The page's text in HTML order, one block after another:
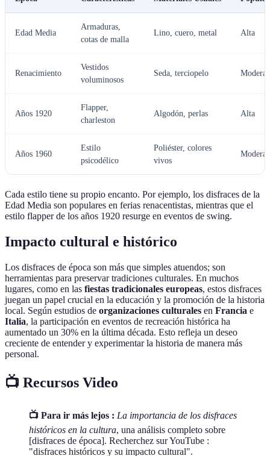
Edad Media
Armaduras,
cotas de malla
Lino, cuero, metal Alta
Renacimiento
Vestidos
voluminosos
Seda, terciopelo
Años 1920
Flapper,
charleston
Algodón, perlas Alta
Años 1960
Estilo
psicodélico
Poliéster, colores
vivos
Cada estilo tiene su propio encanto. Por ejemplo, los disfraces de la
Edad Media son populares en ferias renacentistas, mientras que el
estilo flapper de los años 1920 resurge en eventos de swing.
Impacto cultural e histórico
Los disfraces de época son más que simples atuendos; son
herramientas para preservar tradiciones culturales. En muchos
lugares, como en las fiestas tradicionales europeas, estos disfraces
juegan un papel crucial en la educación y la promoción de la historia
local. Según estudios de organizaciones culturales en Francia e
Italia, la participación en eventos de recreación histórica ha
aumentado un 30% en la última década. Esto refleja un deseo
creciente de entender y experimentar la historia de manera más
personal.
📺 Recursos Video
📺 Para ir más lejos : La importancia de los disfraces
históricos en la cultura, una análisis completo sobre
[disfraces de época]. Recherchez sur YouTube :
"disfraces históricos y su impacto cultural".